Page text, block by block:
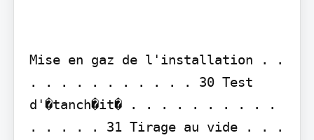
Mise en gaz de l'installation . .
. . . . . . . . . . . 30 Test
d'�tanch�it� . . . . . . . . . .
. . . . . 31 Tirage au vide . . .